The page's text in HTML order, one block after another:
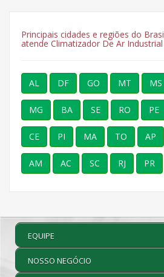
Principais cidades e regiões do
atende Climatizador De Ar
AL DF GO MT MS
MG BA SE RO PE
CE PI MA TO AP
AM AC SC RJ PR
EQUIPE
NOSSO NEGÓCIO